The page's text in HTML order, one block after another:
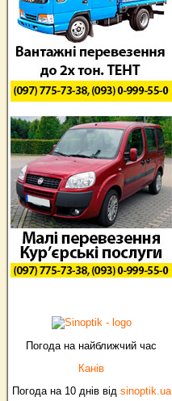
Погода на найближчий час
Канів
Погода на 10 днів від sinoptik.ua